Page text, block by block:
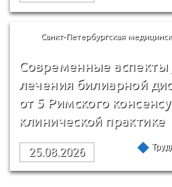
Санкт-Петербургская
Современные аспекты
лечения билиарной
от 5 Римского
клинической практике
25.08.2026